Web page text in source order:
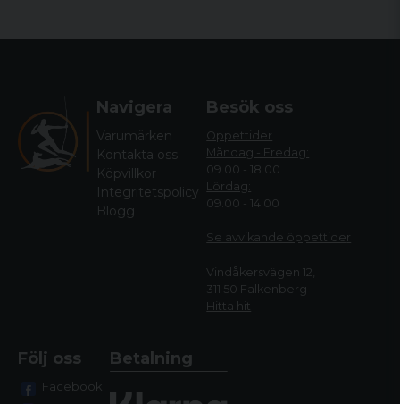
Navigera
Varumärken
Kontakta oss
Köpvillkor
Integritetspolicy
Blogg
Besök oss
Öppettider
Måndag - Fredag:
09.00 - 18.00
Lördag:
09.00 - 14.00
Se avvikande öppettider
Vindåkersvägen 12,
311 50 Falkenberg
Hitta hit
Följ oss
Facebook
Betalning